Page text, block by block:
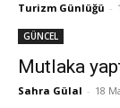
Turizm Günlüğü -
GÜNCEL
Mutlaka
Sahra Gülal - 18